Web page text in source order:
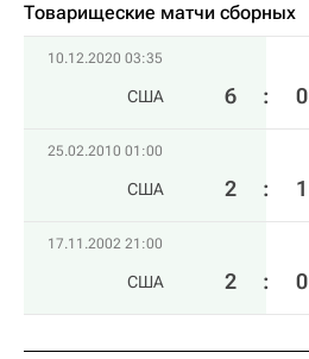
Товарищеские матчи сборных
10.12.2020 03:35
США 6 : 0
25.02.2010 01:00
США 2 : 1
17.11.2002 21:00
США 2 : 0